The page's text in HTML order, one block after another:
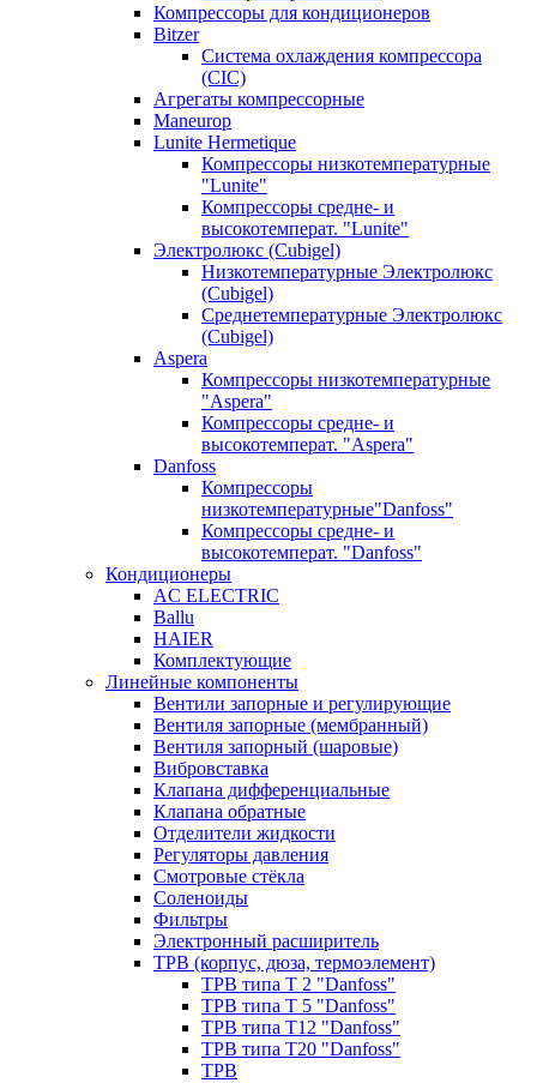
Компрессоры для кондиционеров
Bitzer
Система охлаждения компрессора
(CIC)
Агрегаты компрессорные
Maneurop
Lunite Hermetique
Компрессоры низкотемпературные
"Lunite"
Компрессоры средне- и
высокотемперат. "Lunite"
Электролюкс (Cubigel)
Низкотемпературные Электролюкс
(Cubigel)
Среднетемпературные Электролюкс
(Cubigel)
Aspera
Компрессоры низкотемпературные
"Aspera"
Компрессоры средне- и
высокотемперат. "Aspera"
Danfoss
Компрессоры
низкотемпературные"Danfoss"
Компрессоры средне- и
высокотемперат. "Danfoss"
Кондиционеры
AC ELECTRIC
Ballu
HAIER
Комплектующие
Линейные компоненты
Вентили запорные и регулирующие
Вентиля запорные (мембранный)
Вентиля запорный (шаровые)
Вибровставка
Клапана дифференциальные
Клапана обратные
Отделители жидкости
Регуляторы давления
Смотровые стёкла
Соленоиды
Фильтры
Электронный расширитель
ТРВ (корпус, дюза, термоэлемент)
ТРВ типа Т 2 "Danfoss"
ТРВ типа Т 5 "Danfoss"
ТРВ типа Т12 "Danfoss"
ТРВ типа Т20 "Danfoss"
ТРВ